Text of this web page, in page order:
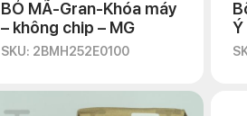
BỎ MÃ-Gran-Khóa máy
– không chip – MG
SKU: 2BMH252E0100
Ý